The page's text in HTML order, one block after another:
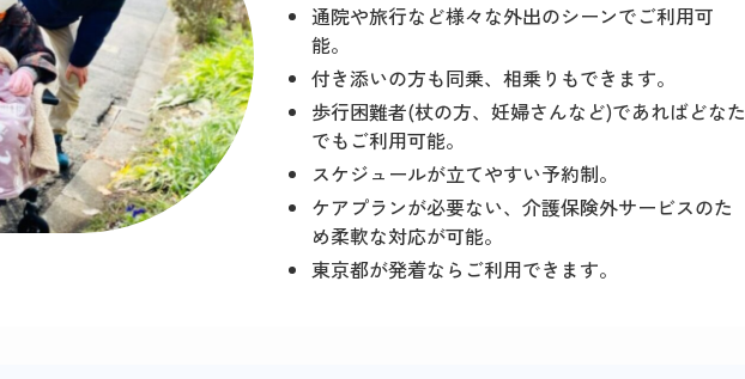
通院や旅行など様々な外出のシーンでご利用可
能。
付き添いの方も同乗、相乗りもできます。
歩行困難者(杖の方、妊婦さんなど)であればどなた
でもご利用可能。
スケジュールが立てやすい予約制。
ケアプランが必要ない、介護保険外サービスのた
め柔軟な対応が可能。
東京都が発着ならご利用できます。